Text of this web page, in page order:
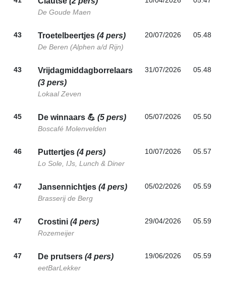
De Goude Maen
43 Troetelbeertjes (4 pers)
De Beren (Alphen a/d Rijn)
20/07/2026 05.48
43
Vrijdagmiddagborrelaars
(3 pers)
Lokaal Zeven
31/07/2026 05.48
45 De winnaars 💪 (5 pers)
Boscafé Molenvelden
05/07/2026 05.50
46 Puttertjes (4 pers)
Lo Sole, IJs, Lunch & Diner
10/07/2026 05.57
47 Jansennichtjes (4 pers)
Brasserij de Berg
05/02/2026 05.59
47 Crostini (4 pers)
Rozemeijer
29/04/2026 05.59
47 De prutsers (4 pers)
eetBarLekker
19/06/2026 05.59